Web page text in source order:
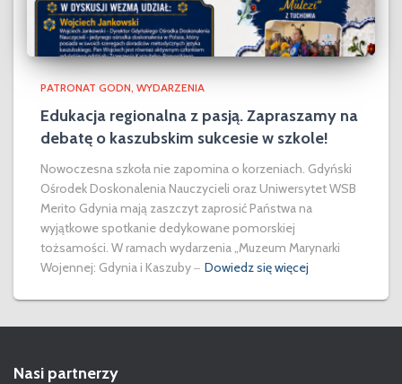
PATRONAT GODN WYDARZENIA
Edukacja regionalna z pasją. Zapraszamy na
debatę o kaszubskim sukcesie w szkole!
Nowoczesna szkoła nie zapomina o korzeniach. Gdyński
Ośrodek Doskonalenia Nauczycieli oraz Uniwersytet WSB
Merito Gdynia mają zaszczyt zaprosić Państwa na
wyjątkowe spotkanie dedykowane pomorskiej
tożsamości. W ramach wydarzenia „Muzeum Marynarki
Wojennej: Gdynia i Kaszuby ‒ Dowiedz się więcej
Nasi partnerzy